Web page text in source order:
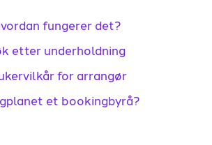
fungerer det?
etter underholdning
for arrangør
et bookingbyrå?